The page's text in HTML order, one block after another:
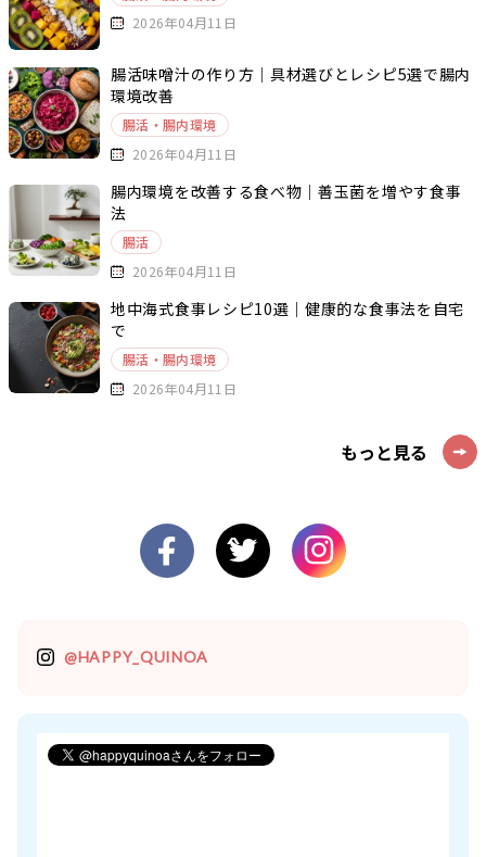
2026年04月11日
腸活味噌汁の作り方｜具材選びとレシピ5選で腸内
環境改善
腸活・腸内環境
2026年04月11日
腸内環境を改善する食べ物｜善玉菌を増やす食事
法
腸活
2026年04月11日
地中海式食事レシピ10選｜健康的な食事法を自宅
で
腸活・腸内環境
2026年04月11日
もっと見る
@HAPPY_QUINOA